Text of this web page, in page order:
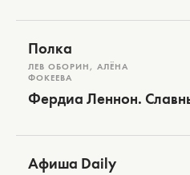
Полка
ЛЕВ ОБОРИН, АЛЁНА
ФОКЕЕВА
Фердиа Леннон.
Афиша Daily